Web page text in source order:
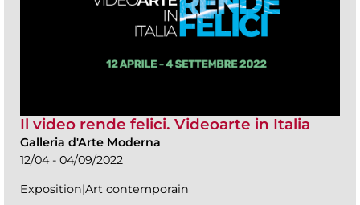
Il video rende felici. Videoarte in Italia
Galleria d'Arte Moderna
12/04 - 04/09/2022
Exposition|Art contemporain